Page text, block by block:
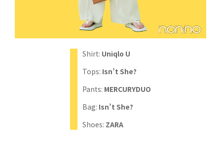
Shirt: Uniqlo U
Tops: Isn’t She?
Pants: MERCURYDUO
Bag: Isn’t She?
Shoes: ZARA